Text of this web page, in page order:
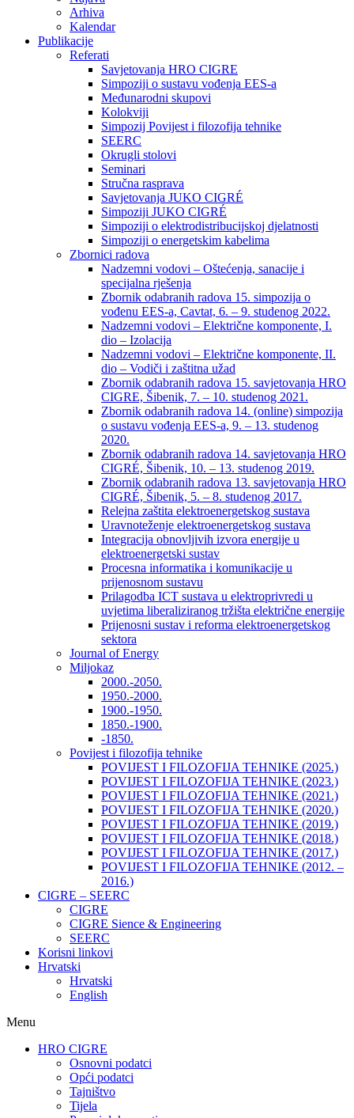
Arhiva
Kalendar
Publikacije
Referati
Savjetovanja HRO CIGRE
Simpoziji o sustavu vođenja EES-a
Međunarodni skupovi
Kolokviji​
Simpozij Povijest i filozofija tehnike
SEERC
Okrugli stolovi
Seminari​
Stručna rasprava​
Savjetovanja JUKO CIGRÉ
Simpoziji JUKO CIGRÉ
Simpoziji o elektrodistribucijskoj djelatnosti
Simpoziji o energetskim kabelima
Zbornici radova
Nadzemni vodovi – Oštećenja, sanacije i
specijalna rješenja
Zbornik odabranih radova 15. simpozija o
vođenu EES-a, Cavtat, 6. – 9. studenog 2022.
Nadzemni vodovi – Električne komponente, I.
dio – Izolacija
Nadzemni vodovi – Električne komponente, II.
dio – Vodiči i zaštitna užad
Zbornik odabranih radova 15. savjetovanja HRO
CIGRE, Šibenik, 7. – 10. studenog 2021.
Zbornik odabranih radova 14. (online) simpozija
o sustavu vođenja EES-a, 9. – 13. studenog
2020.
Zbornik odabranih radova 14. savjetovanja HRO
CIGRÉ, Šibenik, 10. – 13. studenog 2019.
Zbornik odabranih radova 13. savjetovanja HRO
CIGRÉ, Šibenik, 5. – 8. studenog 2017.
Relejna zaštita elektroenergetskog sustava
Uravnoteženje elektroenergetskog sustava
Integracija obnovljivih izvora energije u
elektroenergetski sustav
Procesna informatika i komunikacije u
prijenosnom sustavu
Prilagodba ICT sustava u elektroprivredi u
uvjetima liberaliziranog tržišta električne energije
Prijenosni sustav i reforma elektroenergetskog
sektora
Journal of Energy
Miljokaz
2000.-2050.
1950.-2000.
1900.-1950.
1850.-1900.
-1850.
Povijest i filozofija tehnike
POVIJEST I FILOZOFIJA TEHNIKE (2025.)
POVIJEST I FILOZOFIJA TEHNIKE (2023.)
POVIJEST I FILOZOFIJA TEHNIKE (2021.)
POVIJEST I FILOZOFIJA TEHNIKE (2020.)
POVIJEST I FILOZOFIJA TEHNIKE (2019.)
POVIJEST I FILOZOFIJA TEHNIKE (2018.)
POVIJEST I FILOZOFIJA TEHNIKE (2017.)
POVIJEST I FILOZOFIJA TEHNIKE (2012. –
2016.)
CIGRE – SEERC
CIGRE
CIGRE Sience & Engineering
SEERC
Korisni linkovi
Hrvatski
Hrvatski
English
Menu
HRO CIGRE
Osnovni podatci​
Opći podatci
Tajništvo
Tijela